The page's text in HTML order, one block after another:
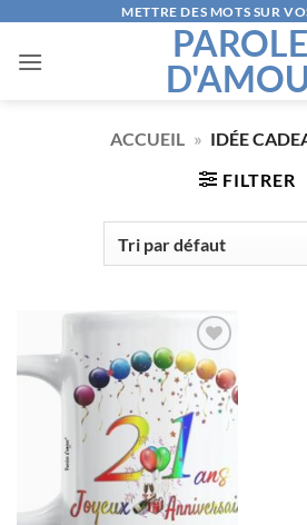
contenu
METTRE DES MOTS SUR
ACCUEIL » IDÉE
FILTRER
AJOUTER
À LA
LISTE
D’ENVIES